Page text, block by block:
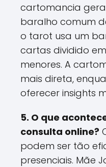
cartomancia
baralho comum
o tarot usa um
cartas dividido
menores. A
mais direta,
oferecer insights
5. O que
consulta online?
podem ser tão
presenciais. Mãe